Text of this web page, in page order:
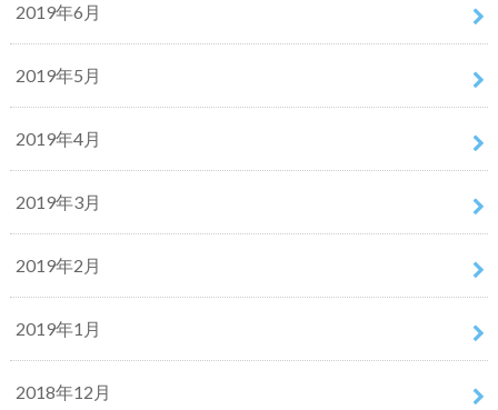
2019年6月
2019年5月
2019年4月
2019年3月
2019年2月
2019年1月
2018年12月